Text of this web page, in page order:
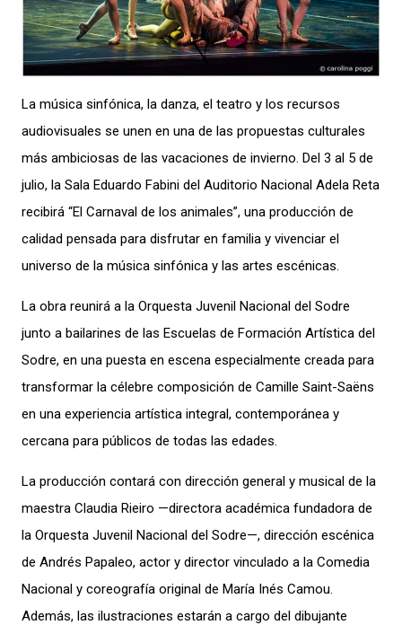
La música sinfónica, la danza, el teatro y los recursos
audiovisuales se unen en una de las propuestas culturales
más ambiciosas de las vacaciones de invierno. Del 3 al 5 de
julio, la Sala Eduardo Fabini del Auditorio Nacional Adela Reta
recibirá “El Carnaval de los animales”, una producción de
calidad pensada para disfrutar en familia y vivenciar el
universo de la música sinfónica y las artes escénicas.
La obra reunirá a la Orquesta Juvenil Nacional del Sodre
junto a bailarines de las Escuelas de Formación Artística del
Sodre, en una puesta en escena especialmente creada para
transformar la célebre composición de Camille Saint-Saëns
en una experiencia artística integral, contemporánea y
cercana para públicos de todas las edades.
La producción contará con dirección general y musical de la
maestra Claudia Rieiro —directora académica fundadora de
la Orquesta Juvenil Nacional del Sodre—, dirección escénica
de Andrés Papaleo, actor y director vinculado a la Comedia
Nacional y coreografía original de María Inés Camou.
Además, las ilustraciones estarán a cargo del dibujante